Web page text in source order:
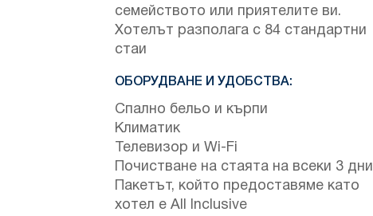
семейството или приятелите ви.
Хотелът разполага с 84 стандартни
стаи
ОБОРУДВАНЕ И УДОБСТВА:
Спално бельо и кърпи
Климатик
Телевизор и Wi-Fi
Почистване на стаята на всеки 3 дни
Пакетът, който предоставяме като
хотел е All Inclusive